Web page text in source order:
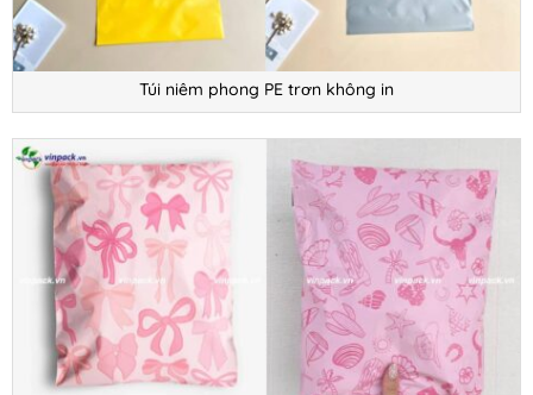
Túi niêm phong PE trơn không in